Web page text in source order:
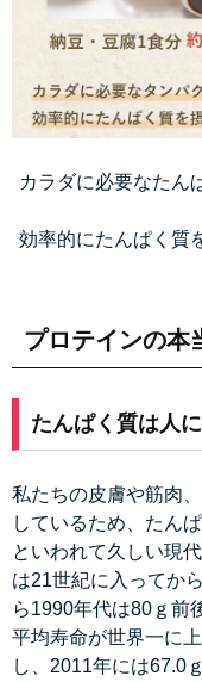
カラダに必要なたん
効率的にたんぱく質
プロテインの本
たんぱく質は人
私たちの皮膚や筋肉
しているため、たん
といわれて久しい現
は21世紀に入ってか
ら1990年代は80ｇ前
平均寿命が世界一に
し、2011年には67.0